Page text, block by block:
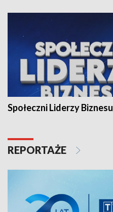
Społeczni Liderzy Biznesu
REPORTAŻE